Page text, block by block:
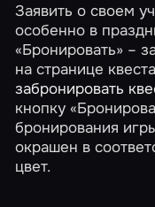
Заявить о своем
особенно в
«Бронировать» –
на странице
забронировать
кнопку
бронирования
окрашен в
цвет.